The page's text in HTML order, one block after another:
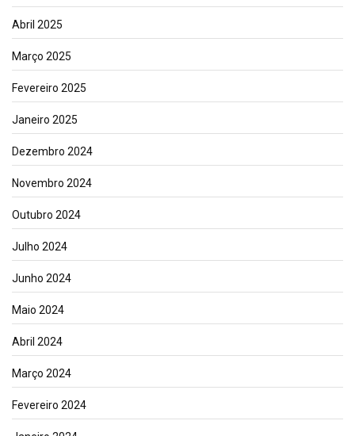
Abril 2025
Março 2025
Fevereiro 2025
Janeiro 2025
Dezembro 2024
Novembro 2024
Outubro 2024
Julho 2024
Junho 2024
Maio 2024
Abril 2024
Março 2024
Fevereiro 2024